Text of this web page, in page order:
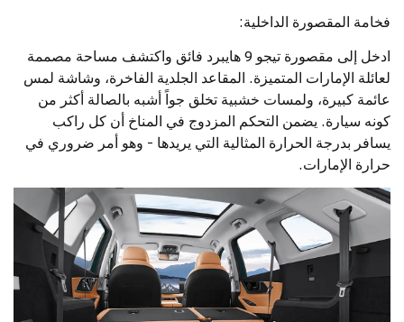
فخامة المقصورة الداخلية:
ادخل إلى مقصورة تيجو 9 هايبرد فائق واكتشف مساحة مصممة
لعائلة الإمارات المتميزة. المقاعد الجلدية الفاخرة، وشاشة لمس
عائمة كبيرة، ولمسات خشبية تخلق جواً أشبه بالصالة أكثر من
كونه سيارة. يضمن التحكم المزدوج في المناخ أن كل راكب
يسافر بدرجة الحرارة المثالية التي يريدها - وهو أمر ضروري في
حرارة الإمارات.